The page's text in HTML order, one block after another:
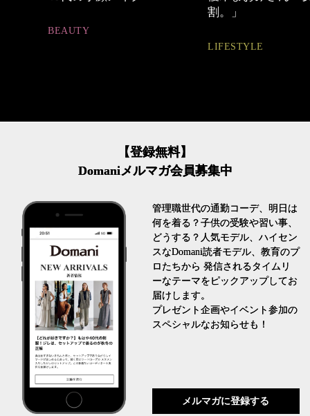
ュアル通勤】
FASHION
【登録無料】
Domaniメルマガ会員募集中
管理職世代の通勤コーデ、明日は
何を着る？子供の受験や習い事、
どうする？人気モデル、ハイセン
スなDomani読者モデル、教育のプ
ロたちから 発信されるタイムリ
ーなテーマをピックアップしてお
届けします。
プレゼント企画やイベント参加の
スペシャルなお知らせも！
メルマガに登録する